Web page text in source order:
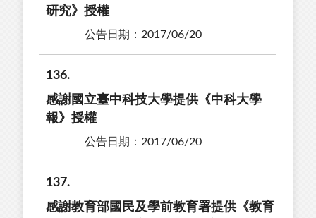
研究》授權
公告日期：2017/06/20
136
感謝國立臺中科技大學提供《中科大學
報》授權
公告日期：2017/06/20
137
感謝教育部國民及學前教育署提供《教育